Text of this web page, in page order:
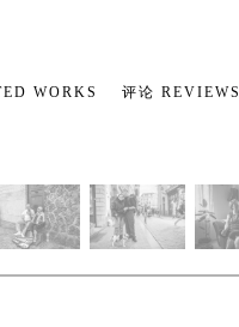
WORKS 评论 REVIEWS